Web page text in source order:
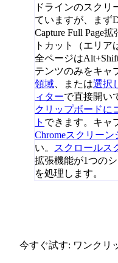
ドラインのスクリ
ていますが、まず
Capture Full Page
トカット（エリア
全ページは
テンツのみをキャ
領域 、または選択
ィターで直接開い
クリップボードに
ト できます。キャ
Chromeスクリー
い。
スクロールス
拡張機能が1つの
を処理します。
今すぐ試す: ワンクリ